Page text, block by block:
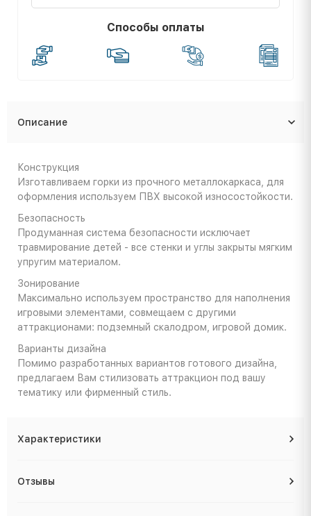
Способы оплаты
Описание
Конструкция
Изготавливаем горки из прочного металлокаркаса, для
оформления используем ПВХ высокой износостойкости.
Безопасность
Продуманная система безопасности исключает
травмирование детей - все стенки и углы закрыты мягким
упругим материалом.
Зонирование
Максимально используем пространство для наполнения
игровыми элементами, совмещаем с другими
аттракционами: подземный скалодром, игровой домик.
Варианты дизайна
Помимо разработанных вариантов готового дизайна,
предлагаем Вам стилизовать аттракцион под вашу
тематику или фирменный стиль.
Характеристики
Отзывы